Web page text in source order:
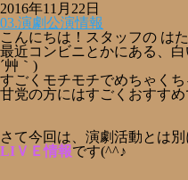
2016年11月22日
03.演劇公演情報
こんにちは！スタッフの は
最近コンビニとかにある、
´艸｀)
すごくモチモチでめちゃくち
甘党の方にはすごくおすすめ
さて今回は、演劇活動とは
LIＶＥ情報です(^^♪